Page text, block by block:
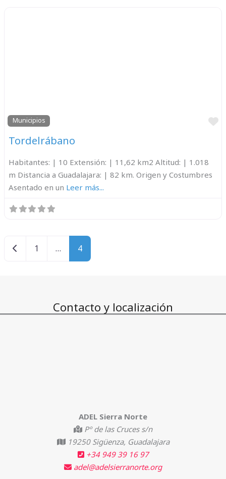
Municipios
Tordelrábano
Habitantes: | 10 Extensión: | 11,62 km2 Altitud: | 1.018
m Distancia a Guadalajara: | 82 km. Origen y Costumbres
Asentado en un Leer más...
Entradas recientes
1 … 4
Contacto y localización
ADEL Sierra Norte
Pº de las Cruces s/n
19250 Sigüenza, Guadalajara
+34 949 39 16 97
adel@adelsierranorte.org